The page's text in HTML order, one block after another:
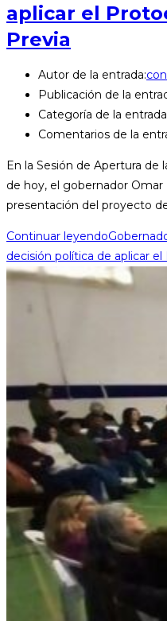
aplicar el
Previa
Autor de la entrada:
Publicación de la
Categoría de la
Comentarios de la
En la Sesión de Apertura de
de hoy, el gobernador Omar
presentación del proyecto
Continuar leyendo
decisión política de aplicar